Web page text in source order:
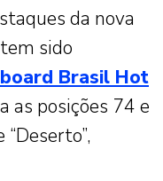
da nova
sido
Brasil Hot
as posições 74 e